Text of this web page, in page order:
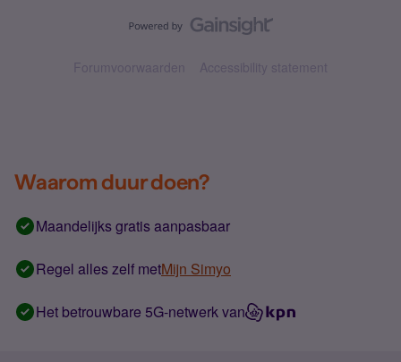
Forumvoorwaarden Accessibility statement
Waarom duur doen?
Maandelijks gratis aanpasbaar
Regel alles zelf metMijn Simyo
Het betrouwbare 5G-netwerk van